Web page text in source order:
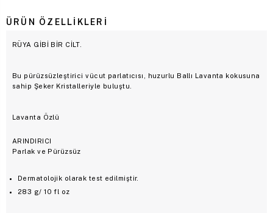
ÜRÜN ÖZELLIKLERI
RÜYA GİBİ BİR CİLT.
Bu pürüzsüzleştirici vücut parlatıcısı, huzurlu Ballı Lavanta kokusuna
sahip Şeker Kristalleriyle buluştu.
Lavanta Özlü
ARINDIRICI
Parlak ve Pürüzsüz
Dermatolojik olarak test edilmiştir.
283 g/ 10 fl oz